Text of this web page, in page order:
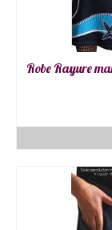
Robe Rayure